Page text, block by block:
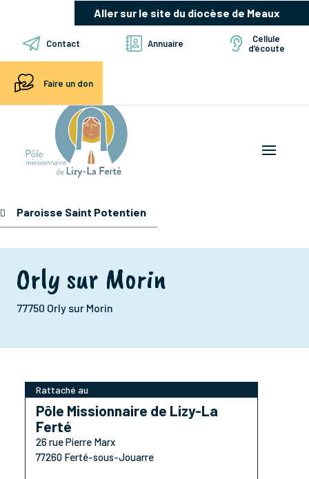
Aller sur le site du diocèse de Meaux
Contact Annuaire
Cellule
d’écoute
Faire un don
Paroisse Saint Potentien
Orly sur Morin
77750 Orly sur Morin
Rattaché au
Pôle Missionnaire de Lizy-La
Ferté
26 rue Pierre Marx
77260 Ferté-sous-Jouarre